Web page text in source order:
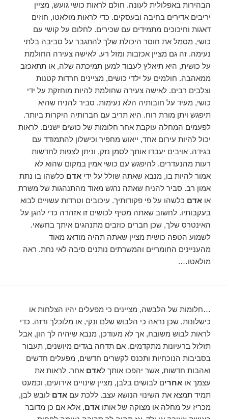
הבהירות באפלולית לעונה. חולם לראות כושי גועש, מציין
יריבים אדירים בחיבה ובעסקים. כדי לראות מולאטו, חוזים
דאגות וחיכוכים מתמידים עם שכירים. לחלום על קושי עם
כושי, מסמל את חוסר היכולת שלך להתגבר על סביבה בלתי
נעימה. זה גם מציין אכזבות ומזל רע. לאישה צעירה החולמת
על כושית, היא תיאלץ לעבוד למען תמיכתה שלה, או תתאכזב
ממאהבה. חולמים על ילדי כושים, מציינים חרדות קטנות
וצלבים רבים. לאישה צעירה שחולמת להיות מוחזקת על ידי
כושי, מעיד על חובותיה הלא נעימות. סביר להניח שהיא
תיפגש ויתן מורת רוח. היא תריב עם חברותיה היקרות ביותר.
לפעמים המחלה עוקבת אחר חלומות של כושים ישנים. לראות
יכול להיות עירום אחד, ייאוש מחפיר וכישלון להתמודד עם
בגידה. אויבים יעבדו אותך לסמן נזק, וניתן לצפות לחדשות
רעות מהנעדרים. להיפגש עם כושי אמין במקום שהוא לא
אמור להיות בו, מנבא שאתה שולל על ידיאדם כלשהו בו נתת
אמון רב. סביר להניח שאתה נרגש מאוד מהתנהגות של משרת
אואדם כלשהו על פי פקודותיך. עיכובים וטרדות עשויים לבוא
בעקבותיו. לחשוב שאתה מטיף לכושים זו אזהרה כדי להגן על
האינטרס שלך, שכן חברים כוזבים מתנהגים איתך בחשאי.
לשמוע הטפה כושית מציין שאתה תהיה מודאג מאוד
מהעניינים החומריים והמשרתים נותנים סיבה לאי נחת. ראה
מולאטו….
…חלומות של הלבשה, מציינים כי מפעלים יהיו הצלחות או
כישלונות, שכן נראה כי הלבוש שלם ונקי, או מלוכלך ורזה. כדי
לראות לבוש משובח, אך לא מעודכן, מנבא שיהיה לך הון, אבל
תזלזל ברעיונות מתקדמים. אם תדחה בגדים מיושנים, תעבור
בסביבות הנוכחיות ותכנס לקשרים חדשים, מפעלים חדשים
ואהבות חדשות, אשר יהפכו אותך לאדם אחר. לראות את
עצמך אואחרים לבושים בלבן, מציין שינויים אירועים, וכמעט
תמיד תמצא את השינוי הנושא עצב. ללכת עםאדם לובש לבן,
מכריז על מחלה או מצוקה של אותואדם, אלא אם כן מדובר